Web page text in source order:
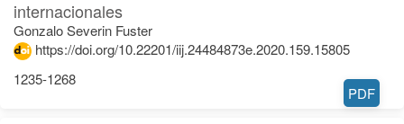
internacionales
Gonzalo Severin Fuster
https://doi.org/10.22201/iij.24484873e.2020.159.15805
1235-1268
PDF